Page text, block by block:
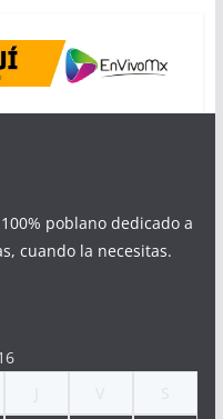
poblano dedicado a
cuando la necesitas.